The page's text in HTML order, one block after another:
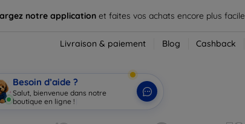
notre application et faites vos achats encore plus
Livraison & paiement Blog Cashback
Besoin d’aide ?
Salut, bienvenue dans notre
boutique en ligne !